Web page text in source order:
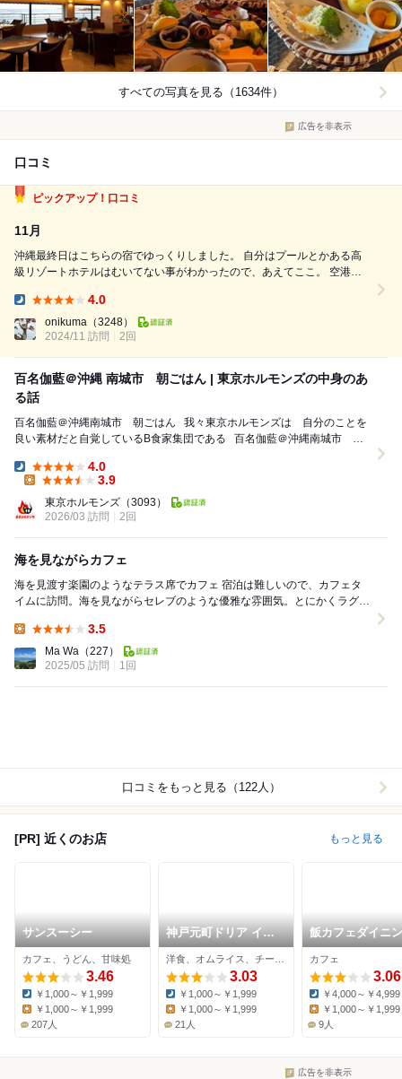
すべての写真を見る（1634件）
広告を非表示
口コミ
ピックアップ！口コミ
11月
沖縄最終日はこちらの宿でゆっくりしました。 自分はプールとかある高
級リゾートホテルはむいてない事がわかったので、あえてここ。 空港ま
ぜここにサウナがないのか。。 ご飯はまぁ 半分以上 海外からの客でし
た。 沖縄...
4.0
onikuma （3248）
2024/11 訪問
2回
百名伽藍＠沖縄 南城市 朝ごはん | 東京ホルモンズの中身のあ
る話
百名伽藍＠沖縄南城市 朝ごはん 我々東京ホルモンズは 自分のことを
良い素材だと自覚しているB食家集団である 百名伽藍＠沖縄南城市 朝
Dinner:
4.0
3.9
東京ホルモンズ （3093）
2026/03 訪問
2回
海を見ながらカフェ
海を見渡す楽園のようなテラス席でカフェ 宿泊は難しいので、カフェタ
イムに訪問。海を見ながらセレブのような優雅な雰囲気。とにかくラグジ
3.5
Ma Wa （227）
2025/05 訪問
1回
口コミをもっと見る（122人）
[PR] 近くのお店 もっと見る
サンスーシー
カフェ、うどん、甘味処
3.46
Dinner:
￥1,000～￥1,999
￥1,000～￥1,999
207人
神戸元町ドリア イオ
ンモール沖縄ライカム
店
3.03
Dinner:
￥1,000～￥1,999
Lunch:
￥1,000～￥1,999
21人
飯カフェダイニ
南風
カフェ
3.06
Dinner:
￥4,000～￥4,999
Lunch:
￥1,000～￥1,999
9人
広告を非表示